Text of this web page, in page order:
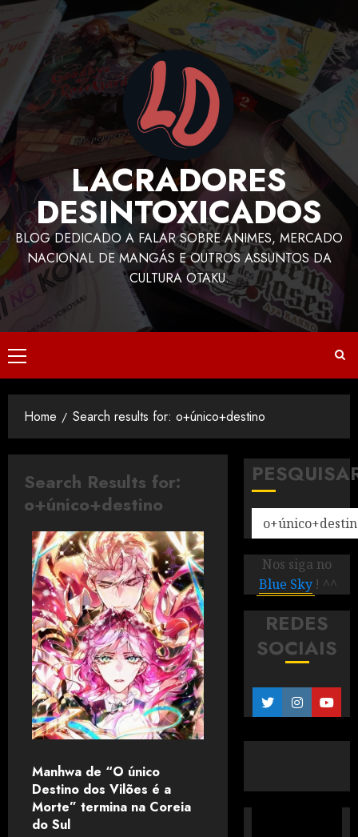
LACRADORES
DESINTOXICADOS
BLOG DEDICADO A FALAR SOBRE ANIMES, MERCADO
NACIONAL DE MANGÁS E OUTROS ASSUNTOS DA
CULTURA OTAKU.
Home Search results for: o+único+destino
Search Results for:
o+único+destino
Manhwa de “O único
Destino dos Vilões é a
Morte” termina na Coreia
do Sul
Nos siga no
Blue Sky ! ^^
REDES
SOCIAIS